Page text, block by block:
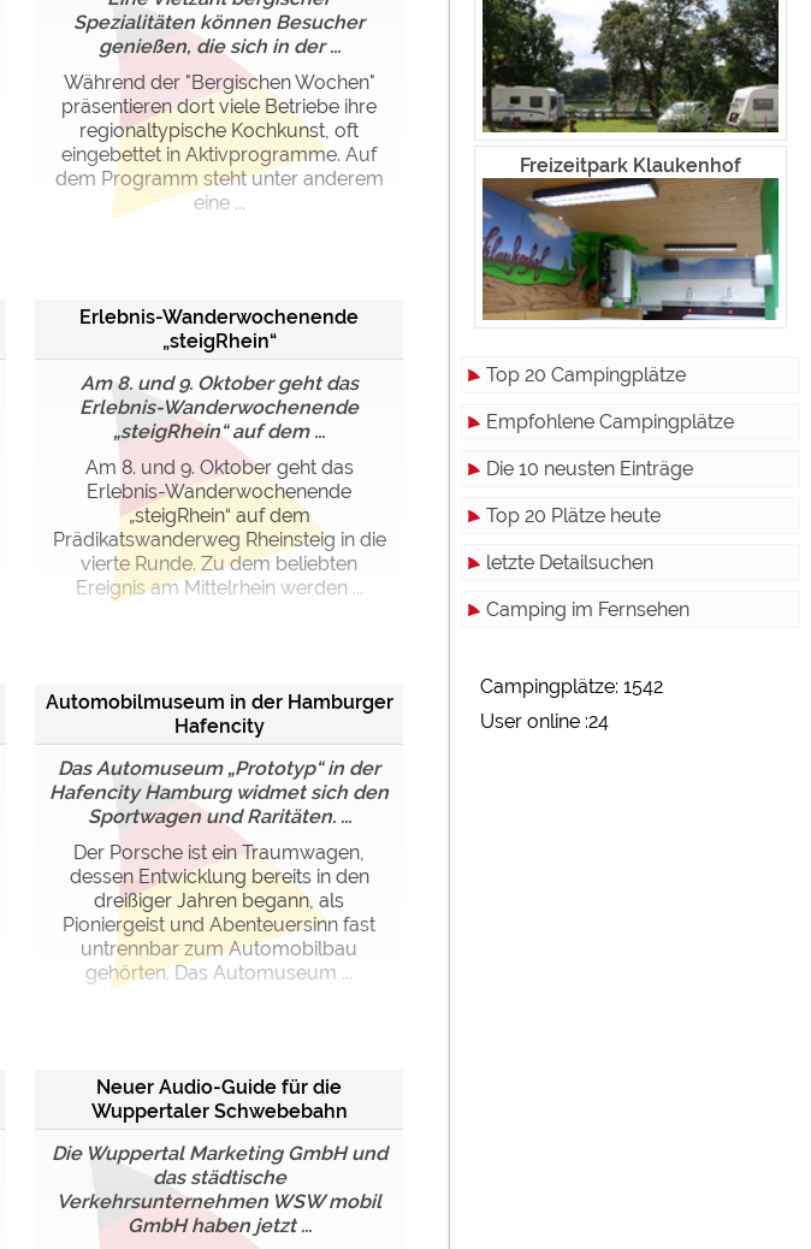
Spezialitäten können Besucher
genießen, die sich in der ...
Während der "Bergischen Wochen"
präsentieren dort viele Betriebe ihre
regionaltypische Kochkunst, oft
eingebettet in Aktivprogramme. Auf
dem Programm steht unter anderem
eine ...
Erlebnis-Wanderwochenende
„steigRhein“
Am 8. und 9. Oktober geht das
Erlebnis-Wanderwochenende
„steigRhein“ auf dem ...
Am 8. und 9. Oktober geht das
Erlebnis-Wanderwochenende
„steigRhein“ auf dem
Prädikatswanderweg Rheinsteig in die
vierte Runde. Zu dem beliebten
Ereignis am Mittelrhein werden ...
Automobilmuseum in der Hamburger
Hafencity
Das Automuseum „Prototyp“ in der
Hafencity Hamburg widmet sich den
Sportwagen und Raritäten. ...
Der Porsche ist ein Traumwagen,
dessen Entwicklung bereits in den
dreißiger Jahren begann, als
Pioniergeist und Abenteuersinn fast
untrennbar zum Automobilbau
gehörten. Das Automuseum ...
Neuer Audio-Guide für die
Wuppertaler Schwebebahn
Die Wuppertal Marketing GmbH und
das städtische
Verkehrsunternehmen WSW mobil
GmbH haben jetzt ...
Freizeitpark Klaukenhof
Top 20 Campingplätze
Empfohlene Campingplätze
Die 10 neusten Einträge
Top 20 Plätze heute
letzte Detailsuchen
Camping im Fernsehen
Campingplätze: 1542
User online :24